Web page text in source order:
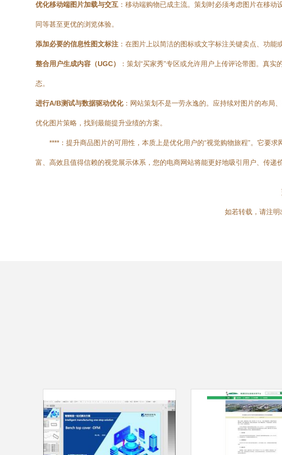
优化移动端图片加载与交互 ：移动端购物已成主流。策划时必须考虑图片在移
同等甚至更优的浏览体验。
添加必要的信息性图文标注 ：在图片上以简洁的图标或文字标注关键卖点、功能
整合用户生成内容（UGC） ：策划“买家秀”专区或允许用户上传评论带图。真
态。
进行A/B测试与数据驱动优化：网站策划不是一劳永逸的。应持续对图片的布局
优化图片策略，找到最能提升业绩的方案。
****：提升商品图片的可用性，本质上是优化用户的“视觉购物旅程”。它要
富、高效且值得信赖的视觉展示体系，您的电商网站将能更好地吸引用户、传递
如若转载，请注